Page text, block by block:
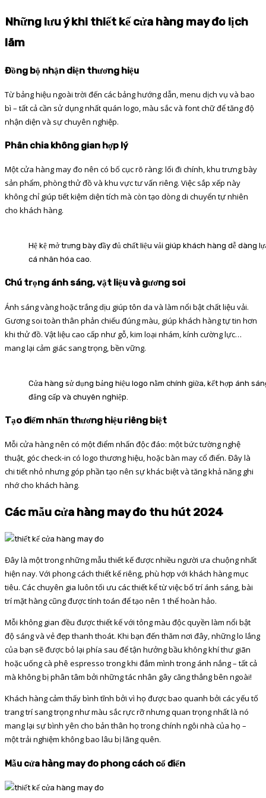
Những lưu ý khi thiết kế cửa hàng may đo lịch
lãm
Đồng bộ nhận diện thương hiệu
Từ bảng hiệu ngoài trời đến các bảng hướng dẫn, menu dịch vụ và bao
bì – tất cả cần sử dụng nhất quán logo, màu sắc và font chữ để tăng độ
nhận diện và sự chuyên nghiệp.
Phân chia không gian hợp lý
Một cửa hàng may đo nên có bố cục rõ ràng: lối đi chính, khu trưng bày
sản phẩm, phòng thử đồ và khu vực tư vấn riêng. Việc sắp xếp này
không chỉ giúp tiết kiệm diện tích mà còn tạo dòng di chuyển tự nhiên
cho khách hàng.
Hệ kệ mở trưng bày đầy đủ chất liệu vải giúp khách hàng dễ dàng
cá nhân hóa cao.
Chú trọng ánh sáng, vật liệu và gương soi
Ánh sáng vàng hoặc trắng dịu giúp tôn da và làm nổi bật chất liệu vải.
Gương soi toàn thân phản chiếu đúng màu, giúp khách hàng tự tin hơn
khi thử đồ. Vật liệu cao cấp như gỗ, kim loại nhám, kính cường lực…
mang lại cảm giác sang trọng, bền vững.
Cửa hàng sử dụng bảng hiệu logo nằm chính giữa, kết hợp ánh
đẳng cấp và chuyên nghiệp.
Tạo điểm nhấn thương hiệu riêng biệt
Mỗi cửa hàng nên có một điểm nhấn độc đáo: một bức tường nghệ
thuật, góc check-in có logo thương hiệu, hoặc bàn may cổ điển. Đây là
chi tiết nhỏ nhưng góp phần tạo nên sự khác biệt và tăng khả năng ghi
nhớ cho khách hàng.
Các mẫu cửa hàng may đo thu hút 2024
Đây là một trong những mẫu thiết kế được nhiều người ưa chuộng nhất
hiện nay. Với phong cách thiết kế riêng, phù hợp với khách hàng mục
tiêu. Các chuyên gia luôn tối ưu các thiết kể từ việc bố trí ánh sáng, bài
trí mặt hàng cũng được tính toán để tạo nên 1 thể hoàn hảo.
Mỗi không gian đều được thiết kế với tông màu độc quyền làm nổi bật
độ sáng và vẻ đẹp thanh thoát. Khi bạn đến thăm nơi đây, những lo lắng
của bạn sẽ được bỏ lại phía sau để tận hưởng bầu không khí thư giãn
hoặc uống cà phê espresso trong khi đắm mình trong ánh nắng – tất cả
mà không bị phân tâm bởi những tác nhân gây căng thẳng bên ngoài!
Khách hàng cảm thấy bình tĩnh bởi vì họ được bao quanh bởi các yếu tố
trang trí sang trọng như màu sắc rực rỡ nhưng quan trọng nhất là nó
mang lại sự bình yên cho bản thân họ trong chính ngôi nhà của họ –
một trải nghiệm không bao lâu bị lãng quên.
Mẫu cửa hàng may đo phong cách cổ điển